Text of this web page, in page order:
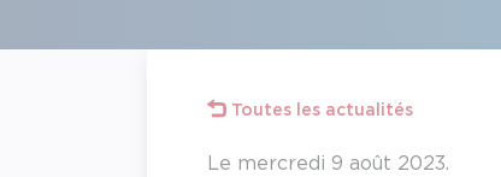
Toutes les actualités
Le mercredi 9 août 2023.